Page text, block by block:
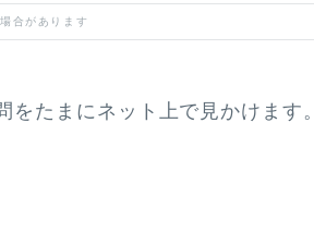
合があります
たまにネット上で見かけます。